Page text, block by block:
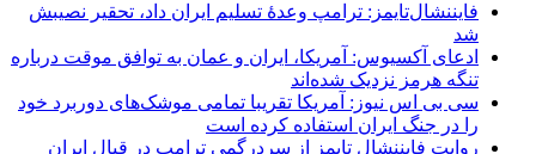
فایننشال‌تایمز: ترامپ وعدۀ تسلیم ایران داد، تحقیر نصیبش
شد
ادعای آکسیوس: آمریکا، ایران و عمان به توافق موقت درباره
تنگه هرمز نزدیک شده‌اند
سی بی اس نیوز: آمریکا تقریبا تمامی موشک‌های دوربرد خود
را در جنگ ایران استفاده کرده است
روایت فایننشال تایمز از سردرگمی ترامپ در قبال ایران